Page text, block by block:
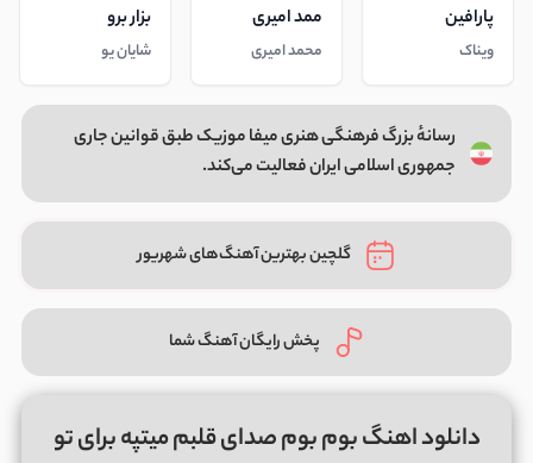
پارافین
ویناک
ممد امیری
محمد امیری
بزار برو
شایان یو
رسانهٔ بزرگ فرهنگی هنری میفا موزیک طبق قوانین جاری
جمهوری اسلامی ایران فعالیت می‌کند.
گلچین بهترین آهنگ‌های شهریور
پخش رایگان آهنگ شما
دانلود اهنگ بوم بوم صدای قلبم میتپه برای تو